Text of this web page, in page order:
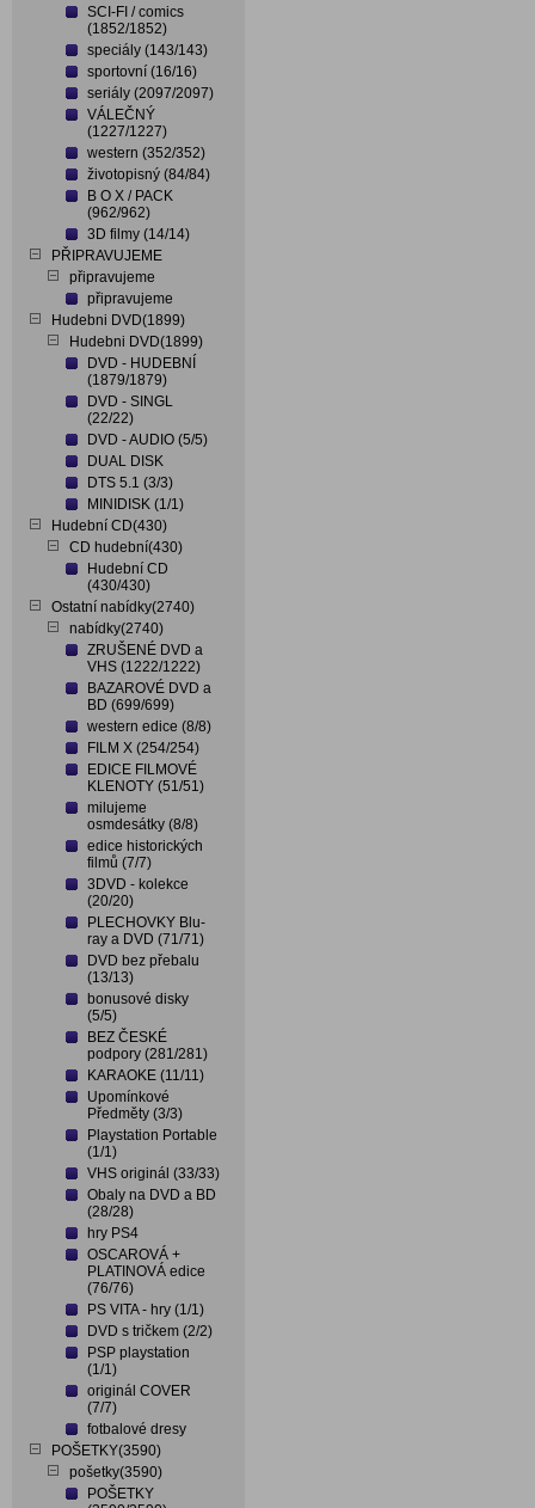
SCI-FI / comics
(1852/1852)
speciály (143/143)
sportovní (16/16)
seriály (2097/2097)
VÁLEČNÝ
(1227/1227)
western (352/352)
životopisný (84/84)
B O X / PACK
(962/962)
3D filmy (14/14)
PŘIPRAVUJEME
připravujeme
připravujeme
Hudebni DVD(1899)
Hudebni DVD(1899)
DVD - HUDEBNÍ
(1879/1879)
DVD - SINGL
(22/22)
DVD - AUDIO (5/5)
DUAL DISK
DTS 5.1 (3/3)
MINIDISK (1/1)
Hudební CD(430)
CD hudební(430)
Hudební CD
(430/430)
Ostatní nabídky(2740)
nabídky(2740)
ZRUŠENÉ DVD a
VHS (1222/1222)
BAZAROVÉ DVD a
BD (699/699)
western edice (8/8)
FILM X (254/254)
EDICE FILMOVÉ
KLENOTY (51/51)
milujeme
osmdesátky (8/8)
edice historických
filmů (7/7)
3DVD - kolekce
(20/20)
PLECHOVKY Blu-
ray a DVD (71/71)
DVD bez přebalu
(13/13)
bonusové disky
(5/5)
BEZ ČESKÉ
podpory (281/281)
KARAOKE (11/11)
Upomínkové
Předměty (3/3)
Playstation Portable
(1/1)
VHS originál (33/33)
Obaly na DVD a BD
(28/28)
hry PS4
OSCAROVÁ +
PLATINOVÁ edice
(76/76)
PS VITA - hry (1/1)
DVD s tričkem (2/2)
PSP playstation
(1/1)
originál COVER
(7/7)
fotbalové dresy
POŠETKY(3590)
pošetky(3590)
POŠETKY